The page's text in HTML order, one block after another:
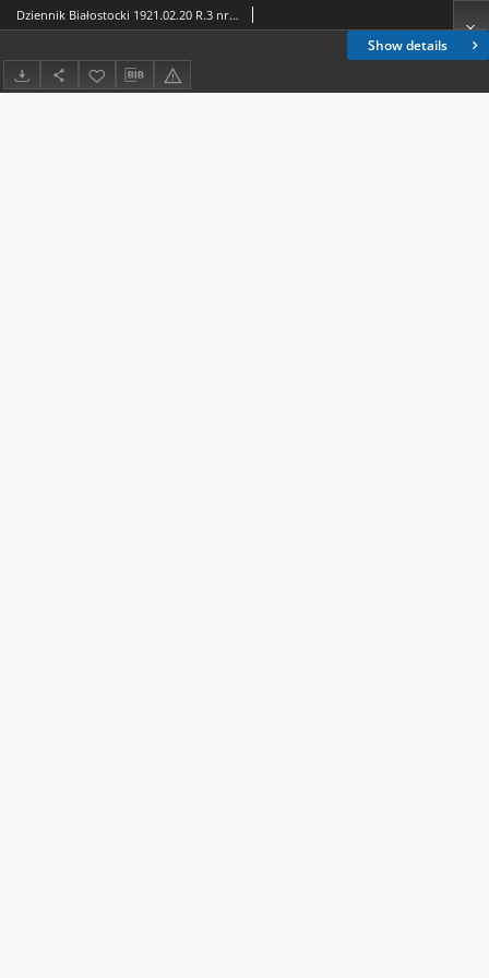
Show details
Dziennik Białostocki 1921.02.20 R.3 nr 41